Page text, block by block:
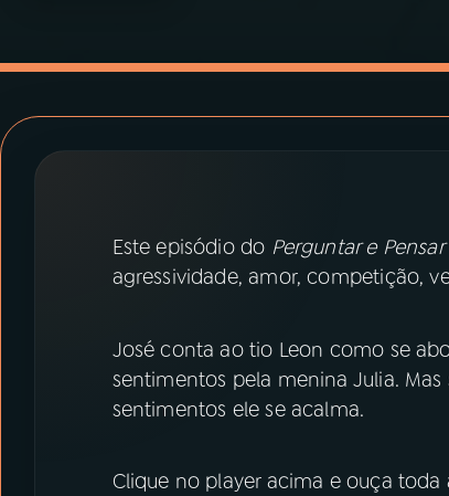
PRÊMIO RÁDIO MEC
Este episódio do Perguntar e Pensar
agressividade, amor, competição,
José conta ao tio Leon como se
sentimentos pela menina Julia.
sentimentos ele se acalma.
Clique no player acima e ouça toda